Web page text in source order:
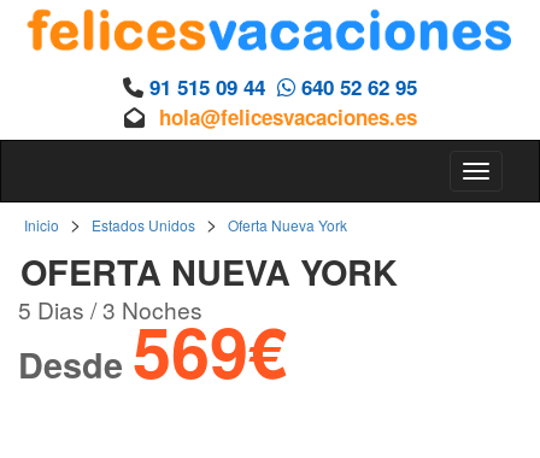
91 515 09 44
640 52 62 95
hola@felicesvacaciones.es
Inicio > Estados Unidos > Oferta Nueva York
OFERTA NUEVA YORK
5 Dias / 3 Noches
Desde 569€